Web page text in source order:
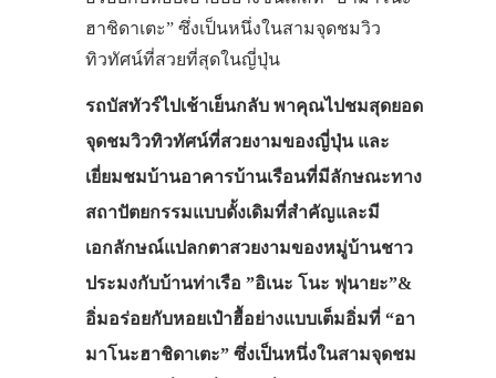
ฮาชิดาเตะ” ซึ่งเป็นหนึ่งในสามจุดชมวิว
ทิวทัศน์ที่สวยที่สุดในญี่ปุ่น
รถบัสทัวร์ไปเช้าเย็นกลับ พาคุณไปชมสุดยอด
จุดชมวิวทิวทัศน์ที่สวยงามของญี่ปุ่น และ
เยี่ยมชมบ้านอาคารบ้านเรือนที่มีลักษณะทาง
สถาปัตยกรรมแบบดั้งเดิมที่สำคัญและมี
เอกลักษณ์แปลกตาสวยงามของหมู่บ้านชาว
ประมงกับบ้านท่าเรือ ”อิเนะ โนะ ฟุนายะ”&
อิ่มอร่อยกับหอยเป๋าฮื้อย่างแบบเต็มอิ่มที่ “อา
มาโนะฮาชิดาเตะ” ซึ่งเป็นหนึ่งในสามจุดชม